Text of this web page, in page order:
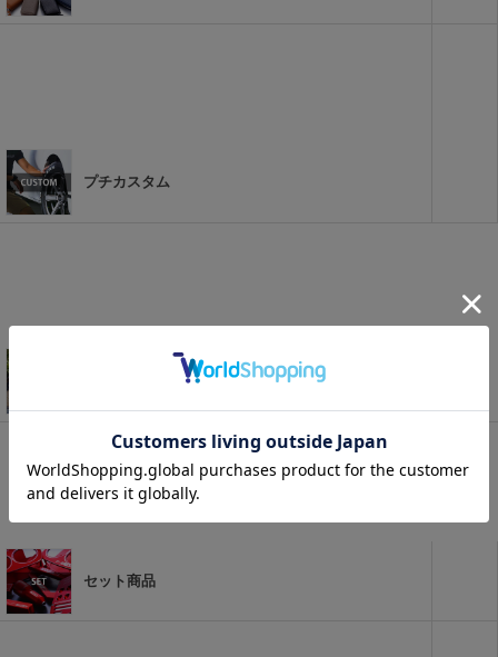
プチカスタム
アウトドアパーツ特集
セット商品